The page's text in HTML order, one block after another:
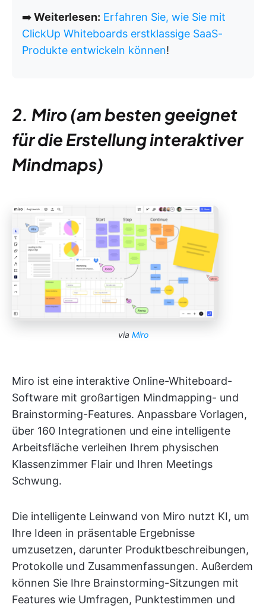
➡️Weiterlesen: Erfahren Sie, wie Sie mit
ClickUp Whiteboards erstklassige SaaS-
Produkte entwickeln können!
2. Miro (am besten geeignet
für die Erstellung interaktiver
Mindmaps)
via Miro
Miro ist eine interaktive Online-Whiteboard-
Software mit großartigen Mindmapping- und
Brainstorming-Features. Anpassbare Vorlagen,
über 160 Integrationen und eine intelligente
Arbeitsfläche verleihen Ihrem physischen
Klassenzimmer Flair und Ihren Meetings
Schwung.
Die intelligente Leinwand von Miro nutzt KI, um
Ihre Ideen in präsentable Ergebnisse
umzusetzen, darunter Produktbeschreibungen,
Protokolle und Zusammenfassungen. Außerdem
können Sie Ihre Brainstorming-Sitzungen mit
Features wie Umfragen, Punktestimmen und